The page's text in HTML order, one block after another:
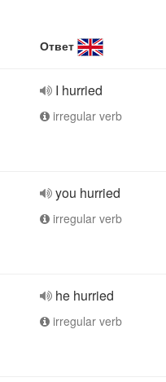
Ответ
I hurried
irregular verb
you hurried
irregular verb
he hurried
irregular verb